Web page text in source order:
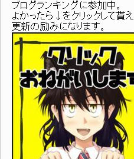
ブログランキングに参加中。
よかったら↓をクリックして貰
更新の励みになります。